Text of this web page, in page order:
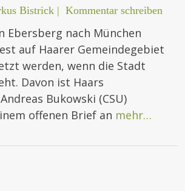
Bistrick | Kommentar schreiben
Ebersberg nach München
auf Haarer Gemeindegebiet
werden, wenn die Stadt
Davon ist Haars
Bukowski (CSU)
offenen Brief an mehr…